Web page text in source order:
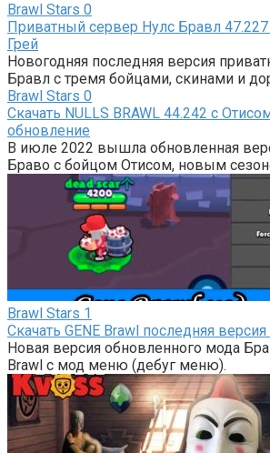
Brawl Stars 0
Приватный сервер Нулс Бравл
Грей
Новогодняя последняя версия
Бравл с тремя бойцами, скинами и
Brawl Stars 0
Скачать NULLS BRAWL 44.242 с
обновление
В июле 2022 вышла обновленная
Браво с бойцом Отисом, новым
Brawl Stars 1
Скачать GENE Brawl последняя
Новая версия обновленного мода
Brawl с мод меню (дебуг меню).